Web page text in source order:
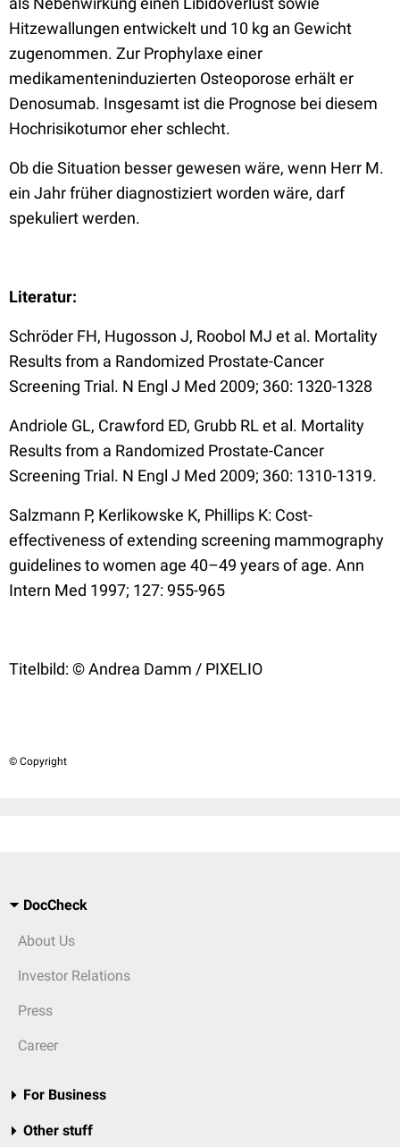
Hitzewallungen entwickelt und 10 kg an Gewicht
zugenommen. Zur Prophylaxe einer
medikamenteninduzierten Osteoporose erhält er
Denosumab. Insgesamt ist die Prognose bei diesem
Hochrisikotumor eher schlecht.
Ob die Situation besser gewesen wäre, wenn Herr M.
ein Jahr früher diagnostiziert worden wäre, darf
spekuliert werden.
Literatur:
Schröder FH, Hugosson J, Roobol MJ et al. Mortality
Results from a Randomized Prostate-Cancer
Screening Trial. N Engl J Med 2009; 360: 1320-1328
Andriole GL, Crawford ED, Grubb RL et al. Mortality
Results from a Randomized Prostate-Cancer
Screening Trial. N Engl J Med 2009; 360: 1310-1319.
Salzmann P, Kerlikowske K, Phillips K: Cost-
effectiveness of extending screening mammography
guidelines to women age 40–49 years of age. Ann
Intern Med 1997; 127: 955-965
Titelbild: © Andrea Damm / PIXELIO
© Copyright
DocCheck
About Us
Investor Relations
Press
Career
For Business
Other stuff